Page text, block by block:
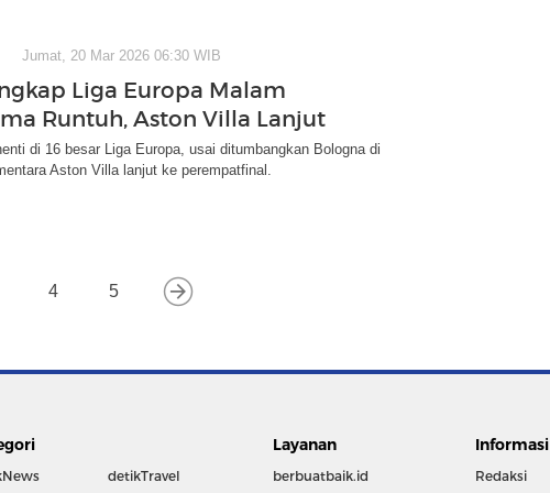
Jumat, 20 Mar 2026 06:30 WIB
Liga Europa Malam
Runtuh, Aston Villa Lanjut
di 16 besar Liga Europa, usai ditumbangkan Bologna di
Aston Villa lanjut ke perempatfinal.
4 5
detikTravel
Layanan
berbuatbaik.id
Informasi
Redaksi